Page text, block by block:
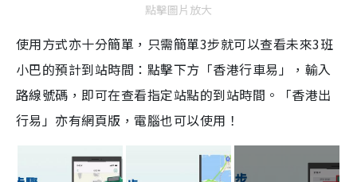
點擊圖片放大
使用方式亦十分簡單，只需簡單3步就可以查看未來3班
小巴的預計到站時間：點擊下方「香港行車易」，輸入
路線號碼，即可在查看指定站點的到站時間。「香港出
行易」亦有網頁版，電腦也可以使用！